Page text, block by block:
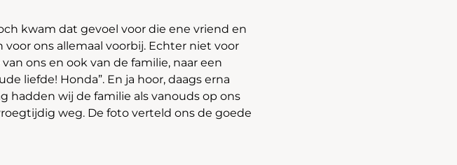
kwam dat gevoel voor die ene vriend en
ons allemaal voorbij. Echter niet voor
ons en ook van de familie, naar een
liefde! Honda”. En ja hoor, daags erna
hadden wij de familie als vanouds op ons
weg. De foto verteld ons de goede